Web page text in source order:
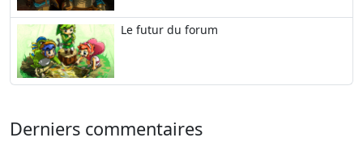
Le futur du forum
Derniers commentaires